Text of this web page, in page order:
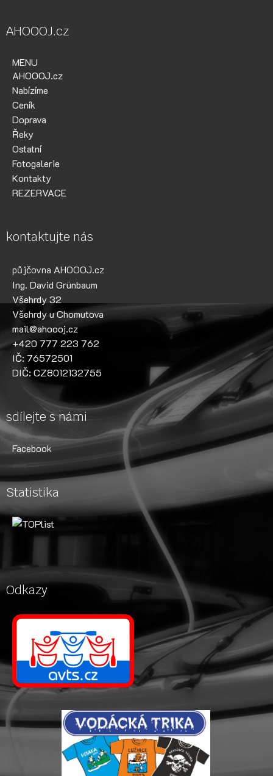
AHOOOJ.cz
MENU
AHOOOJ.cz
Nabízíme
Ceník
Doprava
Řeky
Ostatní
Fotogalerie
Kontakty
REZERVACE
kontaktujte nás
půjčovna AHOOOJ.cz
Ing. David Grünbaum
Všehrdy 32
Všehrdy u Chomutova
mail@ahoooj.cz
+420 777 223 762
IČ: 76572501
DIČ: CZ8012132755
sdílejte s námi
Facebook
Statistika
Odkazy